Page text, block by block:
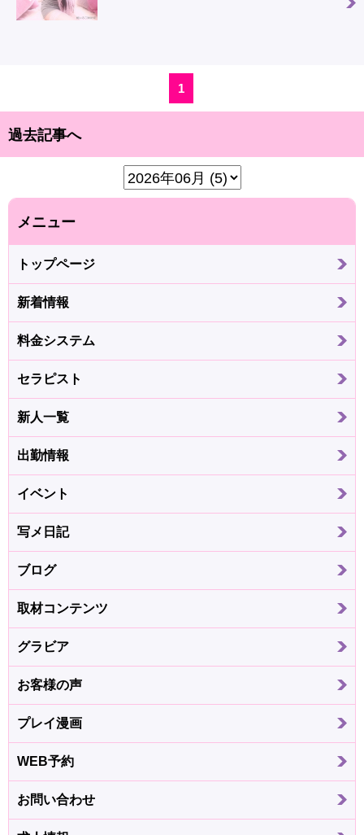
1
過去記事へ
メニュー
トップページ
新着情報
料金システム
セラピスト
新人一覧
出勤情報
イベント
写メ日記
ブログ
取材コンテンツ
グラビア
お客様の声
プレイ漫画
WEB予約
お問い合わせ